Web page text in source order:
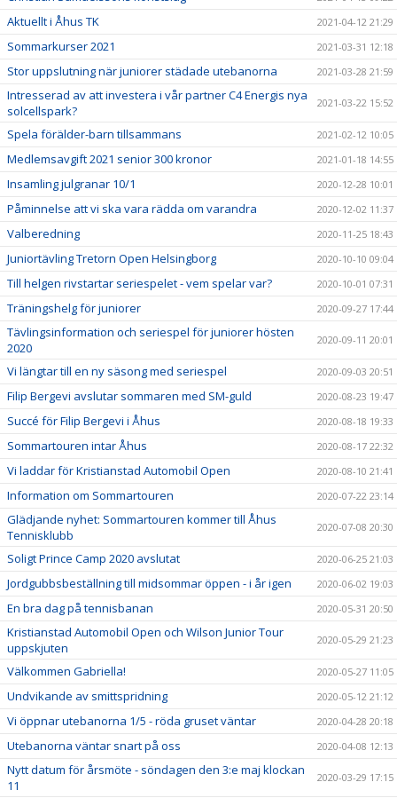
Aktuellt i Åhus TK 2021-04-12 21:29
Sommarkurser 2021 2021-03-31 12:18
Stor uppslutning när juniorer städade utebanorna 2021-03-28 21:59
Intresserad av att investera i vår partner C4 Energis nya
solcellspark?
2021-03-22 15:52
Spela förälder-barn tillsammans 2021-02-12 10:05
Medlemsavgift 2021 senior 300 kronor 2021-01-18 14:55
Insamling julgranar 10/1 2020-12-28 10:01
Påminnelse att vi ska vara rädda om varandra 2020-12-02 11:37
Valberedning 2020-11-25 18:43
Juniortävling Tretorn Open Helsingborg 2020-10-10 09:04
Till helgen rivstartar seriespelet - vem spelar var? 2020-10-01 07:31
Träningshelg för juniorer 2020-09-27 17:44
Tävlingsinformation och seriespel för juniorer hösten
2020
2020-09-11 20:01
Vi längtar till en ny säsong med seriespel 2020-09-03 20:51
Filip Bergevi avslutar sommaren med SM-guld 2020-08-23 19:47
Succé för Filip Bergevi i Åhus 2020-08-18 19:33
Sommartouren intar Åhus 2020-08-17 22:32
Vi laddar för Kristianstad Automobil Open 2020-08-10 21:41
Information om Sommartouren 2020-07-22 23:14
Glädjande nyhet: Sommartouren kommer till Åhus
Tennisklubb
2020-07-08 20:30
Soligt Prince Camp 2020 avslutat 2020-06-25 21:03
Jordgubbsbeställning till midsommar öppen - i år igen 2020-06-02 19:03
En bra dag på tennisbanan 2020-05-31 20:50
Kristianstad Automobil Open och Wilson Junior Tour
uppskjuten
2020-05-29 21:23
Välkommen Gabriella! 2020-05-27 11:05
Undvikande av smittspridning 2020-05-12 21:12
Vi öppnar utebanorna 1/5 - röda gruset väntar 2020-04-28 20:18
Utebanorna väntar snart på oss 2020-04-08 12:13
Nytt datum för årsmöte - söndagen den 3:e maj klockan
11
2020-03-29 17:15